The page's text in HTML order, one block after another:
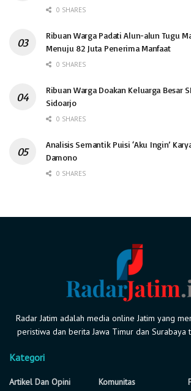
0 SHARES
Ribuan Warga Padati Alun-alun Tugu
Menuju 82 Juta Penerima Manfaat
0 SHARES
Ribuan Warga Doakan Keluarga Besar
Sidoarjo
0 SHARES
Analisis Semantik Puisi ‘Aku Ingin’
Damono
0 SHARES
Radar Jatim adalah media online Jatim yang
peristiwa dan berita Jawa Timur dan Surabaya
Kategori
Artikel Dan Opini
Komunitas